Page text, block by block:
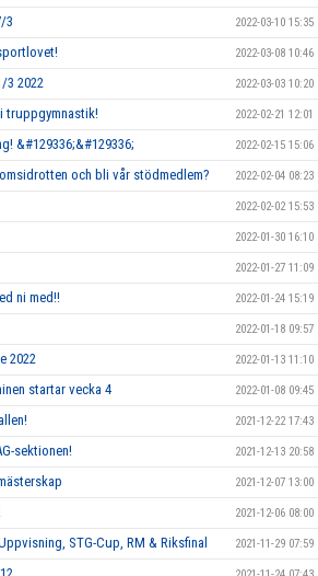
3 2022-03-10 15:35
2022-03-08 10:46
3 2022 2022-03-03 10:20
truppgymnastik! 2022-02-21 12:01
&#129336;&#129336; 2022-02-15 15:06
och bli vår stödmedlem? 2022-02-04 08:23
2022-02-02 15:53
2022-01-30 16:10
2022-01-27 11:09
ni med!! 2022-01-24 15:19
2022-01-18 09:57
2022 2022-01-13 11:10
startar vecka 4 2022-01-08 09:45
2021-12-22 17:43
sektionen! 2021-12-13 20:58
2021-12-07 13:00
2021-12-06 08:00
STG-Cup, RM & Riksfinal 2021-11-29 07:59